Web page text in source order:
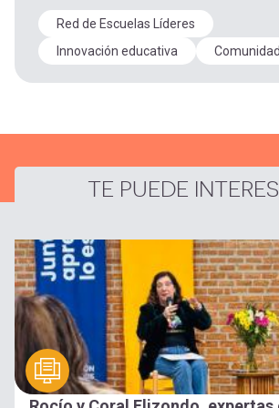
Red de Escuelas Líderes
Innovación educativa
TE PUEDE